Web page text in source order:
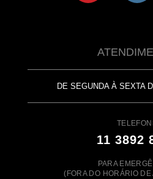
DE SEGUNDA À SEXTA
11 3892
PARA
(FORA DO HORÁRIO